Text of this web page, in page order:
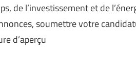
de l’investissement et de
soumettre votre
d’aperçu